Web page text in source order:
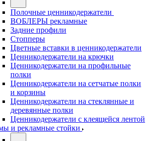
Полочные ценникодержатели
ВОБЛЕРЫ рекламные
Задние профили
Стопперы
Цветные вставки в ценникодержатели
Ценникодержатели на крючки
Ценникодержатели на профильные
полки
Ценникодержатели на сетчатые полки
и корзины
Ценникодержатели на стеклянные и
деревянные полки
Ценникодержатели с клеящейся лентой
и рекламные стойки